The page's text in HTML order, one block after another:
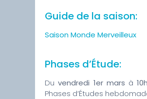
Guide de la saison:
Saison Monde Merveilleux
Phases d’Étude:
Du vendredi 1er mars à
Phases d’Études